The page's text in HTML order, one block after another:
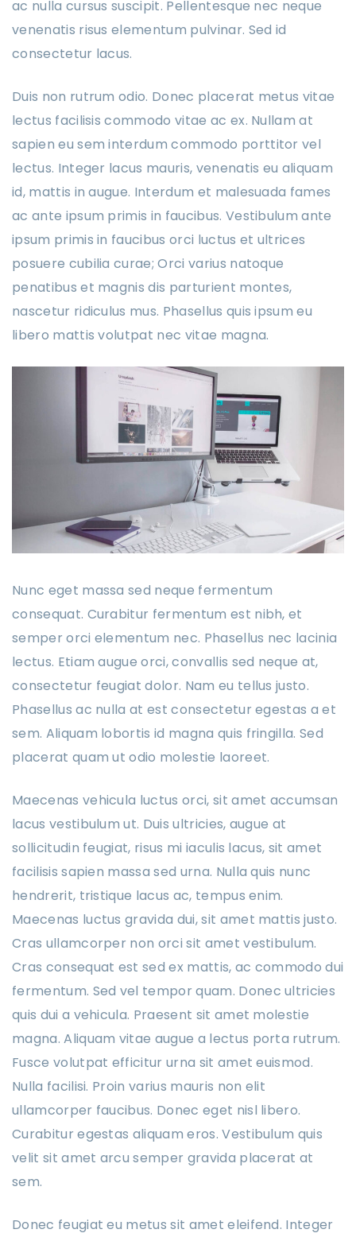
ac nulla cursus suscipit. Pellentesque nec neque
venenatis risus elementum pulvinar. Sed id
consectetur lacus.
Duis non rutrum odio. Donec placerat metus vitae
lectus facilisis commodo vitae ac ex. Nullam at
sapien eu sem interdum commodo porttitor vel
lectus. Integer lacus mauris, venenatis eu aliquam
id, mattis in augue. Interdum et malesuada fames
ac ante ipsum primis in faucibus. Vestibulum ante
ipsum primis in faucibus orci luctus et ultrices
posuere cubilia curae; Orci varius natoque
penatibus et magnis dis parturient montes,
nascetur ridiculus mus. Phasellus quis ipsum eu
libero mattis volutpat nec vitae magna.
Nunc eget massa sed neque fermentum
consequat. Curabitur fermentum est nibh, et
semper orci elementum nec. Phasellus nec lacinia
lectus. Etiam augue orci, convallis sed neque at,
consectetur feugiat dolor. Nam eu tellus justo.
Phasellus ac nulla at est consectetur egestas a et
sem. Aliquam lobortis id magna quis fringilla. Sed
placerat quam ut odio molestie laoreet.
Maecenas vehicula luctus orci, sit amet accumsan
lacus vestibulum ut. Duis ultricies, augue at
sollicitudin feugiat, risus mi iaculis lacus, sit amet
facilisis sapien massa sed urna. Nulla quis nunc
hendrerit, tristique lacus ac, tempus enim.
Maecenas luctus gravida dui, sit amet mattis justo.
Cras ullamcorper non orci sit amet vestibulum.
Cras consequat est sed ex mattis, ac commodo dui
fermentum. Sed vel tempor quam. Donec ultricies
quis dui a vehicula. Praesent sit amet molestie
magna. Aliquam vitae augue a lectus porta rutrum.
Fusce volutpat efficitur urna sit amet euismod.
Nulla facilisi. Proin varius mauris non elit
ullamcorper faucibus. Donec eget nisl libero.
Curabitur egestas aliquam eros. Vestibulum quis
velit sit amet arcu semper gravida placerat at
sem.
Donec feugiat eu metus sit amet eleifend. Integer